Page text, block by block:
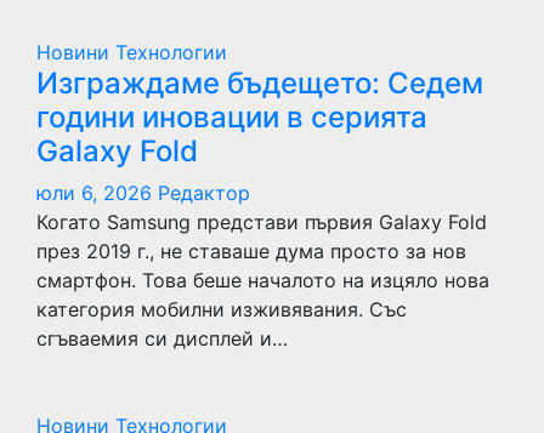
Новини Технологии
Изграждаме бъдещето: Седем
години иновации в серията
Galaxy Fold
юли 6, 2026 Редактор
Когато Samsung представи първия Galaxy Fold
през 2019 г., не ставаше дума просто за нов
смартфон. Това беше началото на изцяло нова
категория мобилни изживявания. Със
сгъваемия си дисплей и…
Новини Технологии